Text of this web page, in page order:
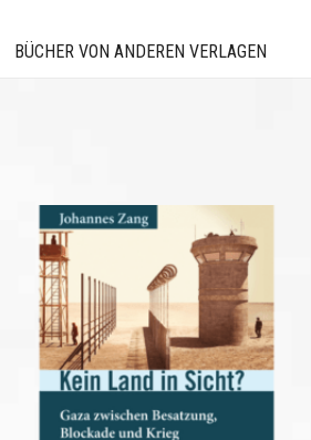
BÜCHER VON ANDEREN VERLAGEN